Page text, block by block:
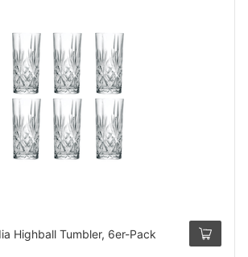
Highball Tumbler, 6er-Pack